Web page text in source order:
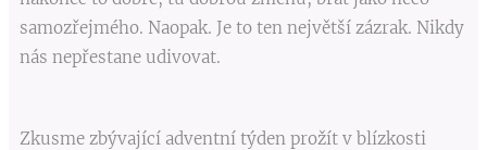
samozřejmého. Naopak. Je to ten největší zázrak. Nikdy
nás nepřestane udivovat.
Zkusme zbývající adventní týden prožít v blízkosti